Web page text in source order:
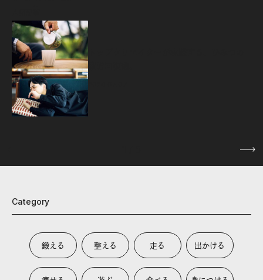
Category
鍛える 整える 走る 出かける